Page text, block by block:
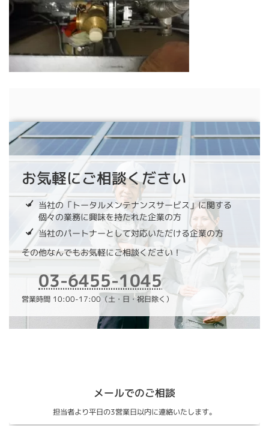
お気軽にご相談ください
当社の「トータルメンテナンスサービス」に関する
個々の業務に興味を持たれた企業の方
当社のパートナーとして対応いただける企業の方
その他なんでもお気軽にご相談ください！
03-6455-1045
営業時間 10:00-17:00（土・日・祝日除く）
メールでのご相談
担当者より平日の3営業日以内に連絡いたします。